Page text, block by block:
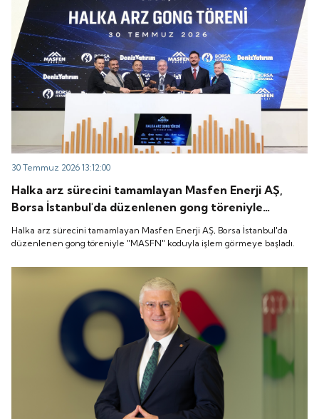
30 Temmuz 2026 13:12:00
Halka arz sürecini tamamlayan Masfen Enerji AŞ,
Borsa İstanbul'da düzenlenen gong töreniyle
"MASFN" koduyla işlem görmeye başladı.
Halka arz sürecini tamamlayan Masfen Enerji AŞ, Borsa İstanbul'da
düzenlenen gong töreniyle "MASFN" koduyla işlem görmeye başladı.